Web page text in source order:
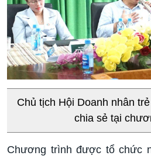
Chủ tịch Hội Doanh nhân
chia sẻ tại
Chương trình được tổ chức